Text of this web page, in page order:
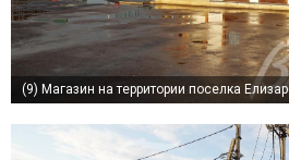
(9) Магазин на территории поселка